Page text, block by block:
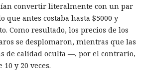
convertir literalmente con un par
que antes costaba hasta $5000 y
Como resultado, los precios de los
se desplomaron, mientras que las
de calidad oculta —, por el contrario,
y 20 veces.